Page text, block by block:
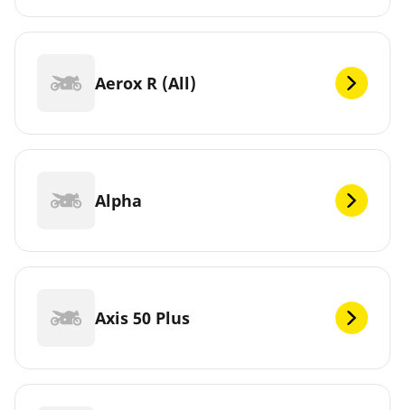
Aerox R (All)
Alpha
Axis 50 Plus